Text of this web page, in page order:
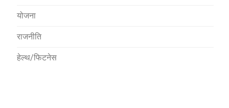
योजना
राजनीति
हेल्थ/फिटनेस